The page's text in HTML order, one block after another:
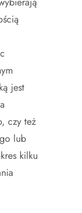
jest
czy też
lub
kilku